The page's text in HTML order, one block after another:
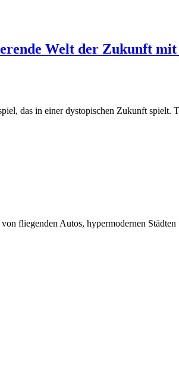
Welt der Zukunft
das in einer dystopischen Zukunft spielt.
fliegenden Autos, hypermodernen Städten